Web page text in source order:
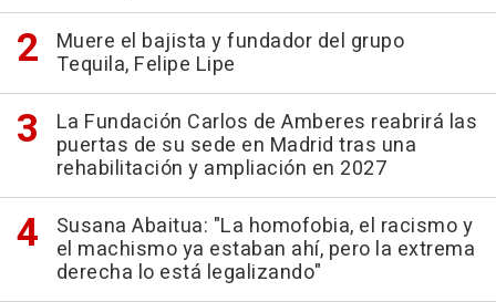
Muere el bajista y fundador del grupo
Tequila, Felipe Lipe
La Fundación Carlos de Amberes reabrirá las
puertas de su sede en Madrid tras una
rehabilitación y ampliación en 2027
Susana Abaitua: "La homofobia, el racismo y
el machismo ya estaban ahí, pero la extrema
derecha lo está legalizando"